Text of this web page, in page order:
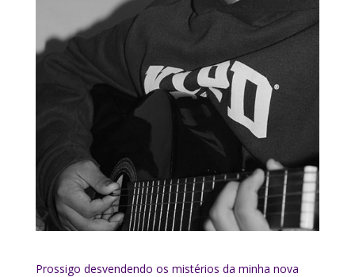
Prossigo desvendendo os mistérios da minha nova